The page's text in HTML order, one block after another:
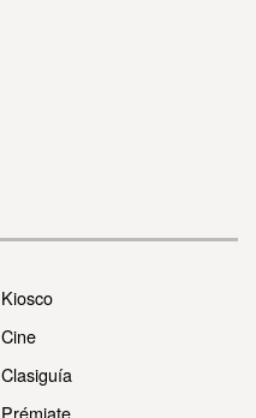
Kiosco
Cine
Clasiguía
Prémiate